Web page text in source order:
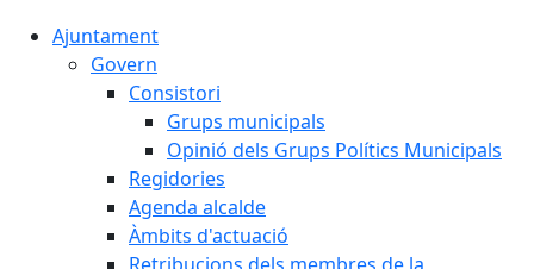
Ajuntament
Govern
Consistori
Grups municipals
Opinió dels Grups Polítics Municipals
Regidories
Agenda alcalde
Àmbits d'actuació